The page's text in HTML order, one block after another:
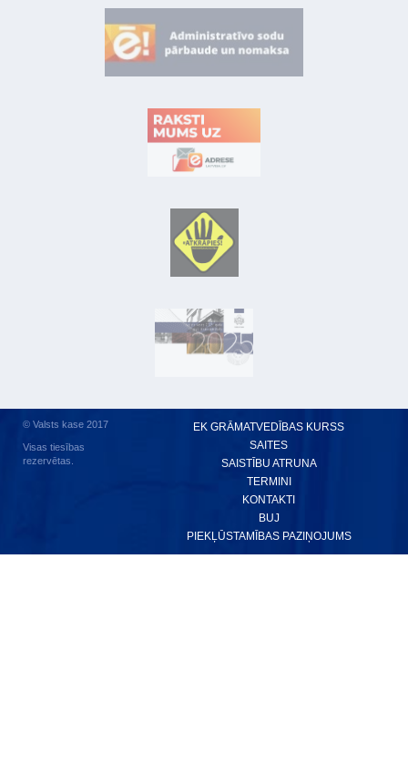
© Valsts kase 2017
Visas tiesības
rezervētas.
EK GRĀMATVEDĪBAS KURSS
SAITES
SAISTĪBU ATRUNA
TERMINI
KONTAKTI
BUJ
PIEKĻŪSTAMĪBAS PAZIŅOJUMS